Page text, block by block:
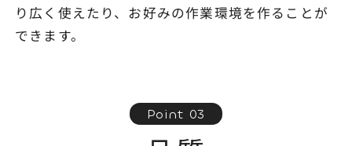
り広く使えたり、お好みの作業環境を作ることが
できます。
Point 03